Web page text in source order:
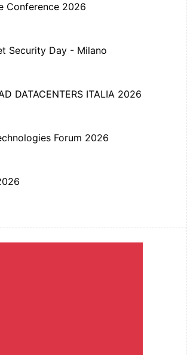
Conference 2026
Security Day - Milano
DATACENTERS ITALIA 2026
Forum 2026